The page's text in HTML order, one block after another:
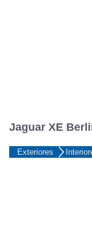
Jaguar XE
Exteriores